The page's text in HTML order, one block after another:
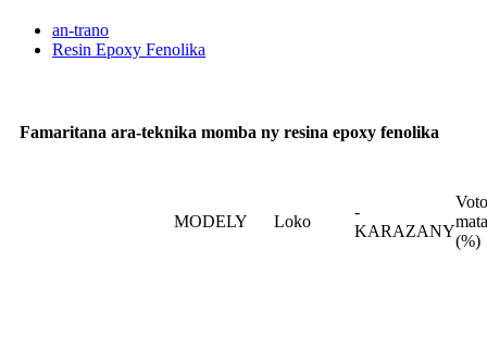
an-trano
Resin Epoxy Fenolika
Famaritana ara-teknika momba ny resina epoxy fenolika
MODELY Loko
-
KARAZANY
(%)